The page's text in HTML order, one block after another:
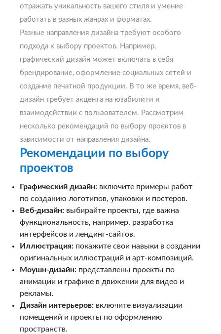
отражать уникальность вашего стиля и умение
работать в разных жанрах и форматах.
Разные направления дизайна требуют особого
подхода к выбору проектов. Например,
графический дизайн может включать в себя
брендирование, оформление социальных сетей и
создание печатной продукции. В то же время, веб-
дизайн требует акцента на юзабилити и
взаимодействии с пользователем. Рассмотрим
несколько рекомендаций по выбору проектов в
зависимости от направления дизайна.
Рекомендации по выбору
проектов
Графический дизайн: включите примеры работ
по созданию логотипов, упаковки и постеров.
Веб-дизайн: выбирайте проекты, где важна
функциональность, например, разработка
интерфейсов и лендинг-сайтов.
Иллюстрация: покажите свои навыки в создании
оригинальных иллюстраций и арт-композиций.
Моушн-дизайн: представлены проекты по
анимации и графике в движении для видео и
рекламы.
Дизайн интерьеров: включите визуализации
помещений и проекты по оформлению
пространств.